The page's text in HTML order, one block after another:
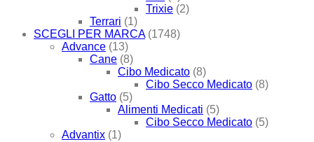
Trixie (2)
Terrari (1)
SCEGLI PER MARCA (1748)
Advance (13)
Cane (8)
Cibo Medicato (8)
Cibo Secco Medicato (8)
Gatto (5)
Alimenti Medicati (5)
Cibo Secco Medicato (5)
Advantix (1)